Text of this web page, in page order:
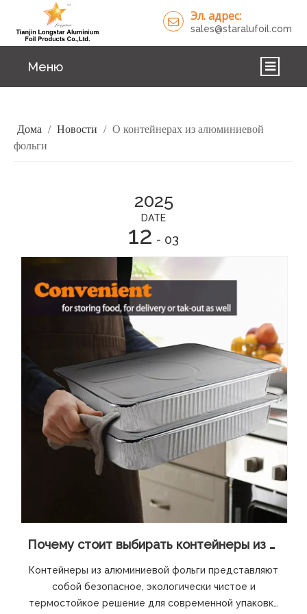
Эл. адрес:
sales@staralufoil.com
Меню
ПРОДУКТЫ
СВЯЗАТЬСЯ С НАМИ
Дома / Новости / О контейнерах из алюминиевой
фольги
2025
DATE
12 - 03
Почему стоит выбирать контейнеры из алюминиевой фольги для упаковки пищевых продуктов
Контейнеры из алюминиевой фольги представляют
собой безопасное, экологически чистое и
термостойкое решение для современной упаковки